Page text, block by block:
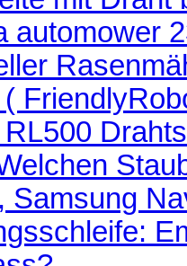
automower
Samsung